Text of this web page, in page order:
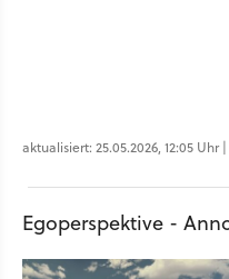
aktualisiert: 25.05.2026, 12:05 Uhr
Egoperspektive -